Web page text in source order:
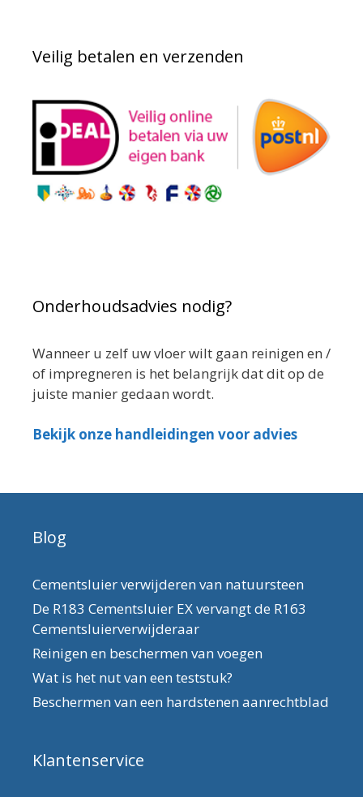
Veilig betalen en verzenden
Onderhoudsadvies nodig?
Wanneer u zelf uw vloer wilt gaan reinigen en /
of impregneren is het belangrijk dat dit op de
juiste manier gedaan wordt.
Bekijk onze handleidingen voor advies
Blog
Cementsluier verwijderen van natuursteen
De R183 Cementsluier EX vervangt de R163
Cementsluierverwijderaar
Reinigen en beschermen van voegen
Wat is het nut van een teststuk?
Beschermen van een hardstenen aanrechtblad
Klantenservice